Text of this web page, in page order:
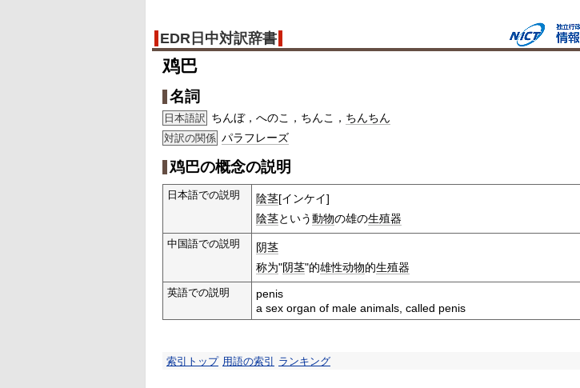
EDR日中対訳辞書
鸡巴
名詞
日本語訳 ちんぼ，へのこ，ちんこ， ちんちん
対訳の関係 パラフレーズ
鸡巴の概念の説明
日本語での説明 陰茎[インケイ]
陰茎という動物の雄の生殖器
中国語での説明
阴茎
称为"阴茎"的雄性动物的生殖器
英語での説明
penis
a sex organ of male animals, called penis
索引トップ 用語の索引 ランキング